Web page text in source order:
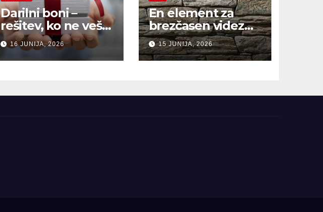
Darilni boni –
rešitev, ko ne veš,
kaj pokloniti
16 JUNIJA, 2026
En element za
brezčasen videz
hiše
15 JUNIJA, 2026